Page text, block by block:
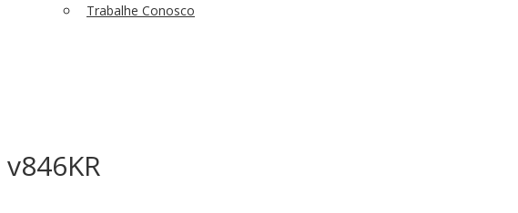
Trabalhe Conosco
v846KR